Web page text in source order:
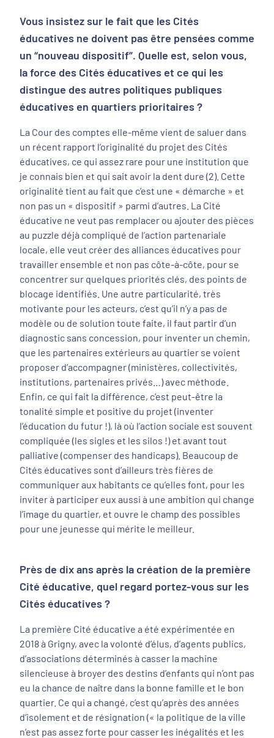
Vous insistez sur le fait que les Cités
éducatives ne doivent pas être pensées comme
un “nouveau dispositif”. Quelle est, selon vous,
la force des Cités éducatives et ce qui les
distingue des autres politiques publiques
éducatives en quartiers prioritaires ?
La Cour des comptes elle-même vient de saluer dans
un récent rapport l’originalité du projet des Cités
éducatives, ce qui assez rare pour une institution que
je connais bien et qui sait avoir la dent dure (2). Cette
originalité tient au fait que c’est une « démarche » et
non pas un « dispositif » parmi d’autres. La Cité
éducative ne veut pas remplacer ou ajouter des pièces
au puzzle déjà compliqué de l’action partenariale
locale, elle veut créer des alliances éducatives pour
travailler ensemble et non pas côte-à-côte, pour se
concentrer sur quelques priorités clés, des points de
blocage identifiés. Une autre particularité, très
motivante pour les acteurs, c’est qu’il n’y a pas de
modèle ou de solution toute faite, il faut partir d’un
diagnostic sans concession, pour inventer un chemin,
que les partenaires extérieurs au quartier se voient
proposer d’accompagner (ministères, collectivités,
institutions, partenaires privés…) avec méthode.
Enfin, ce qui fait la différence, c’est peut-être la
tonalité simple et positive du projet (inventer
l’éducation du futur !), là où l’action sociale est souvent
compliquée (les sigles et les silos !) et avant tout
palliative (compenser des handicaps). Beaucoup de
Cités éducatives sont d’ailleurs très fières de
communiquer aux habitants ce qu’elles font, pour les
inviter à participer eux aussi à une ambition qui change
l’image du quartier, et ouvre le champ des possibles
pour une jeunesse qui mérite le meilleur.
Près de dix ans après la création de la première
Cité éducative, quel regard portez-vous sur les
Cités éducatives ?
La première Cité éducative a été expérimentée en
2018 à Grigny, avec la volonté d’élus, d’agents publics,
d’associations déterminés à casser la machine
silencieuse à broyer des destins d’enfants qui n’ont pas
eu la chance de naître dans la bonne famille et le bon
quartier. Ce qui a changé, c’est qu’après des années
d’isolement et de résignation (« la politique de la ville
n’est pas assez forte pour casser les inégalités et les